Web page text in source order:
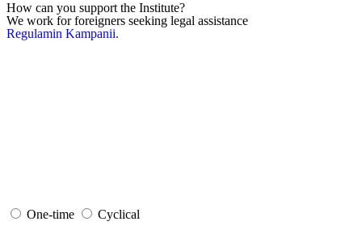
How can you support the Institute?
We work for foreigners seeking legal assistance
Regulamin Kampanii.
One-time Cyclical